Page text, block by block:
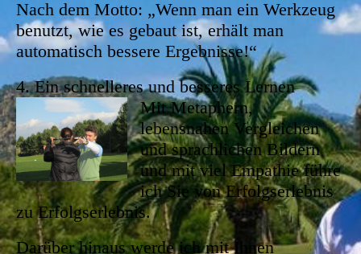
Nach dem Motto: „Wenn man ein Werkzeug
benutzt, wie es gebaut ist, erhält man
automatisch bessere Ergebnisse!“
4.Ein schnelleres und besseres Lernen
Mit Metaphern,
lebensnahen Vergleichen
und sprachlichen Bildern
und mit viel Empathie führe
ich Sie von Erfolgserlebnis
zu Erfolgserlebnis.
Darüber hinaus werde ich mit Ihnen